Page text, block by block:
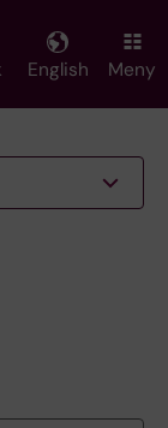
English Meny